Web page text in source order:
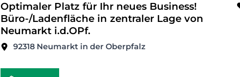
Optimaler Platz für Ihr neues Business!
Büro-/Ladenfläche in zentraler Lage von
Neumarkt i.d.OPf.
92318 Neumarkt in der Oberpfalz